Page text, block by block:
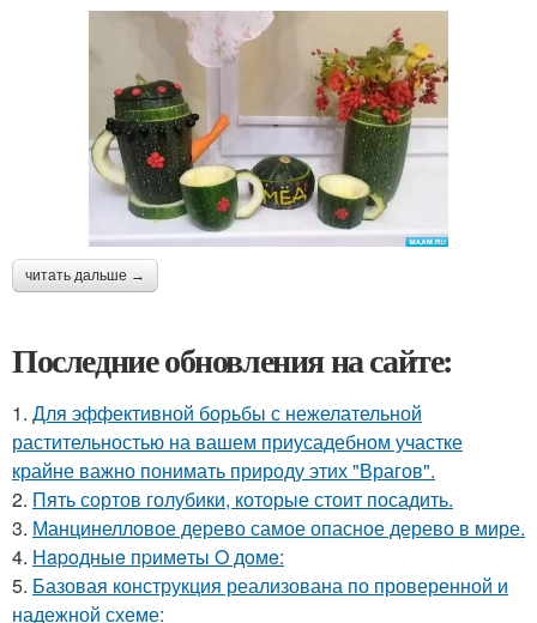
читать дальше →
Последние обновления на сайте:
1. Для эффективной борьбы с нежелательной
растительностью на вашем приусадебном участке
крайне важно понимать природу этих "Врагов".
2. Пять сортов голубики, которые стоит посадить.
3. Манцинелловое дерево самое опасное дерево в мире.
4. Нapoдныe пpимeты O дoмe:
5. Базовая конструкция реализована по проверенной и
надежной схеме: